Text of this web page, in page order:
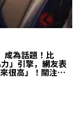
成為話題！比
」引擎，網友表
很高」！關注